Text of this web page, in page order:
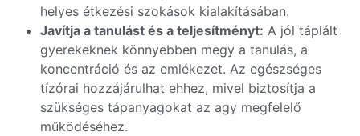
helyes étkezési szokások kialakításában.
Javítja a tanulást és a teljesítményt: A jól táplált
gyerekeknek könnyebben megy a tanulás, a
koncentráció és az emlékezet. Az egészséges
tízórai hozzájárulhat ehhez, mivel biztosítja a
szükséges tápanyagokat az agy megfelelő
működéséhez.